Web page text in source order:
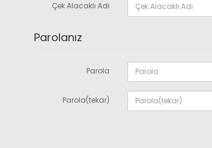
Çek Alacaklı Adı
Parolanız
Parola
Parola(tekar)